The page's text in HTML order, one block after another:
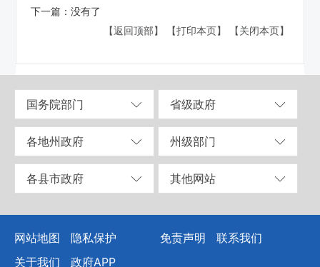
下一篇：没有了
【返回顶部】
【打印本页】 【关闭本页】
国务院部门 省级政府
各地州政府 州级部门
各县市政府 其他网站
网站地图 隐私保护 免责声明
联系我们
关于我们
政府APP